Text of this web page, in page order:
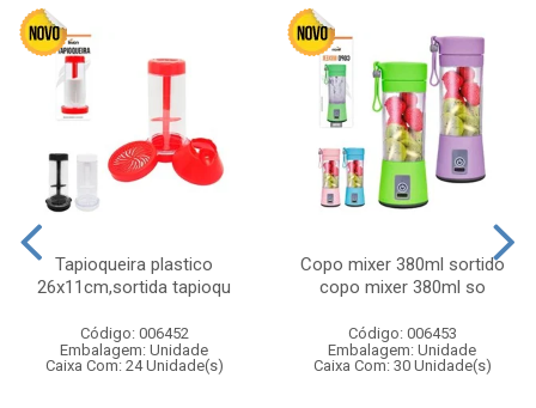
Tapioqueira plastico
26x11cm,sortida tapioqu
Código: 006452
Embalagem: Unidade
Caixa Com: 24 Unidade(s)
Copo mixer 380ml sortido
copo mixer 380ml so
Código: 006453
Embalagem: Unidade
Caixa Com: 30 Unidade(s)